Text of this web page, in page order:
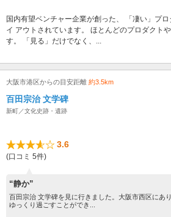
国内有望ベンチャー企業が創った、 「凄い」プ
イ アウトされています。 ほとんどのプロダクト
す。 「見る」だけでなく、...
大阪市港区からの目安距離 約3.5km
百田宗治 文学碑
新町／文化史跡・遺跡
3.6
(口コミ 5件)
“静か”
百田宗治 文学碑を見に行きました。大阪市西区にあ
ゆっくり過ごすことができ...